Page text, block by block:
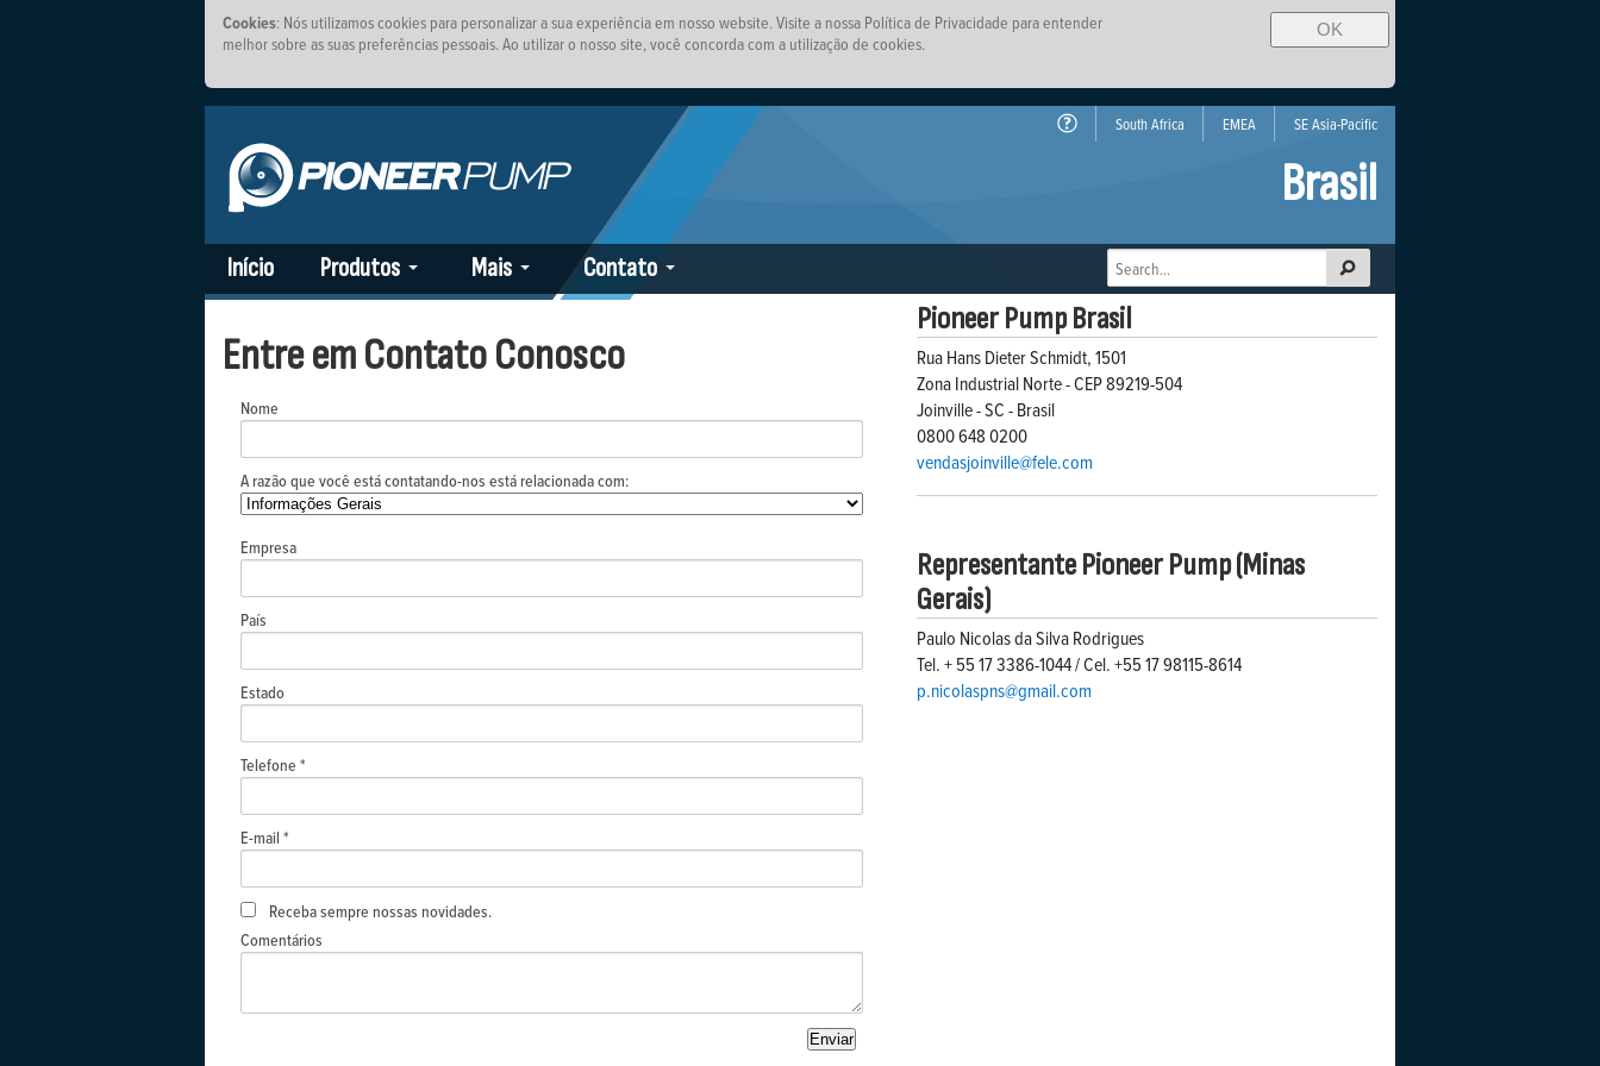
OK
Cookies: Nós utilizamos cookies para personalizar a sua experiência em nosso website. Visite a nossa Política de Privacidade para entender
melhor sobre as suas preferências pessoais. Ao utilizar o nosso site, você concorda com a utilização de cookies.
South Africa EMEA SE Asia-Pacific
Brasil
Início Produtos Mais Contato
Entre em Contato Conosco
Nome
A razão que você está contatando-nos está relacionada com:
Empresa
País
Estado
Telefone *
E-mail *
Receba sempre nossas novidades.
Comentários
Pioneer Pump Brasil
Rua Hans Dieter Schmidt, 1501
Zona Industrial Norte - CEP 89219-504
Joinville - SC - Brasil
0800 648 0200
vendasjoinville@fele.com
Representante Pioneer Pump (Minas
Gerais)
Paulo Nicolas da Silva Rodrigues
Tel. + 55 17 3386-1044 / Cel. +55 17 98115-8614
p.nicolaspns@gmail.com